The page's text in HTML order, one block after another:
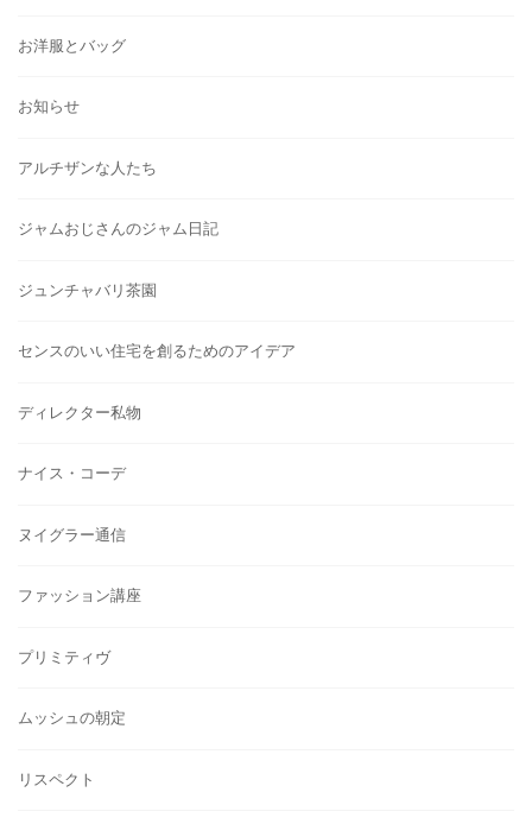
お洋服とバッグ
お知らせ
アルチザンな人たち
ジャムおじさんのジャム日記
ジュンチャバリ茶園
センスのいい住宅を創るためのアイデア
ディレクター私物
ナイス・コーデ
ヌイグラー通信
ファッション講座
プリミティヴ
ムッシュの朝定
リスペクト